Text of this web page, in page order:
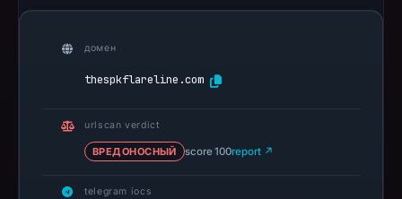
163.61.188.222,
Sep
apparent
домен
thespkflareline.com
urlscan verdict
ВРЕДОНОСНЫЙ score 100report ↗
telegram iocs